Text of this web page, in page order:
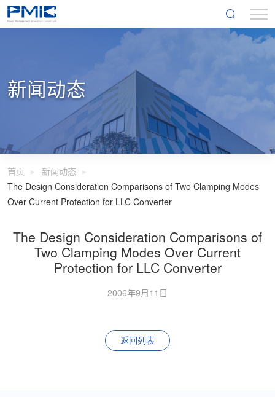
新闻动态
首页
新闻动态
The Design Consideration Comparisons of Two Clamping Modes
Over Current Protection for LLC Converter
The Design Consideration Comparisons of
Two Clamping Modes Over Current
Protection for LLC Converter
2006年9月11日
返回列表